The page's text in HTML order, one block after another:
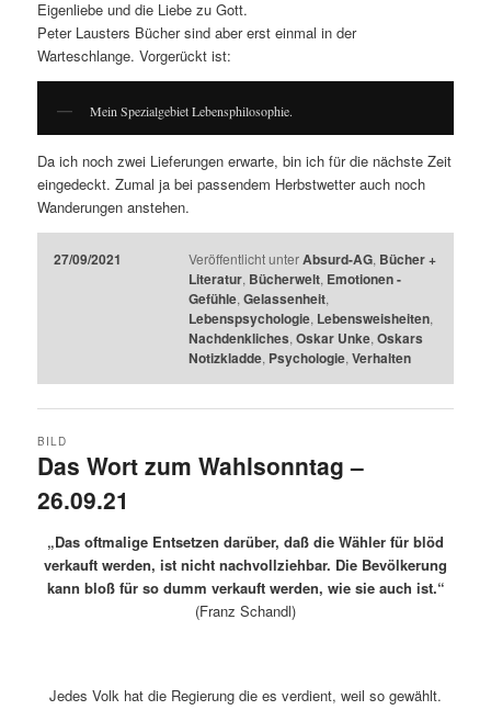
Eigenliebe und die Liebe zu Gott.
Peter Lausters Bücher sind aber erst einmal in der
Warteschlange. Vorgerückt ist:
Mein Spezialgebiet Lebensphilosophie.
Da ich noch zwei Lieferungen erwarte, bin ich für die nächste Zeit
eingedeckt. Zumal ja bei passendem Herbstwetter auch noch
Wanderungen anstehen.
27/09/2021 Veröffentlicht unter Absurd-AG, Bücher +
Literatur, Bücherwelt, Emotionen -
Gefühle, Gelassenheit,
Lebenspsychologie, Lebensweisheiten,
Nachdenkliches, Oskar Unke, Oskars
Notizkladde, Psychologie, Verhalten
Das Wort zum Wahlsonntag –
26.09.21
BILD
„Das oftmalige Entsetzen darüber, daß die Wähler für blöd
verkauft werden, ist nicht nachvollziehbar. Die Bevölkerung
kann bloß für so dumm verkauft werden, wie sie auch ist.“
(Franz Schandl)
Jedes Volk hat die Regierung die es verdient, weil so gewählt.